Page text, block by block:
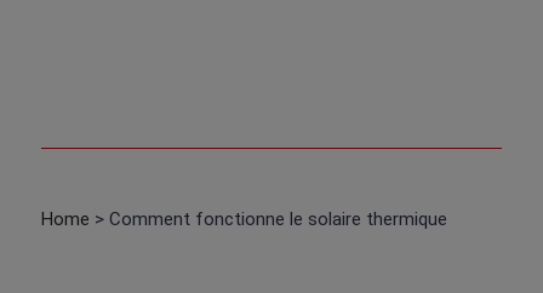
Home > Comment fonctionne le solaire thermique